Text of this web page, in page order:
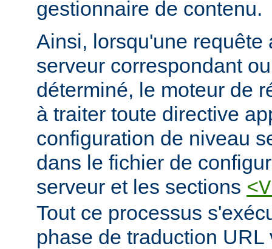
gestionnaire de contenu.
Ainsi, lorsqu'une requête
serveur correspondant
déterminé, le moteur de
à traiter toute directive
configuration de niveau
dans le fichier de
serveur et les sections
Tout ce processus
phase de traduction